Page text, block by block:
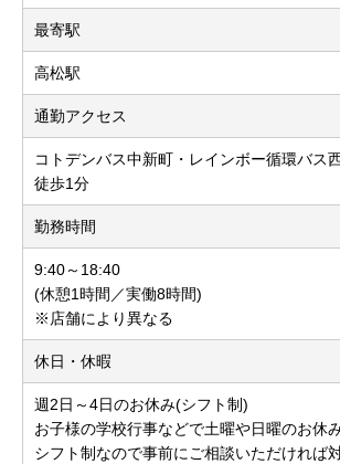
最寄駅
高松駅
通勤アクセス
コトデンバス中新町・レインボー循環バス
徒歩1分
勤務時間
9:40～18:40
(休憩1時間／実働8時間)
※店舗により異なる
休日・休暇
週2日～4日のお休み(シフト制)
お子様の学校行事などで土曜や日曜のお休
シフト制なので事前にご相談いただければ